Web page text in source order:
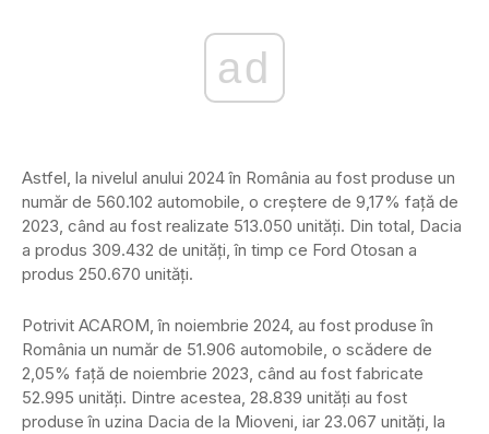
ad
Astfel, la nivelul anului 2024 în România au fost produse un
număr de 560.102 automobile, o creștere de 9,17% față de
2023, când au fost realizate 513.050 unități. Din total, Dacia
a produs 309.432 de unități, în timp ce Ford Otosan a
produs 250.670 unități.
Potrivit ACAROM, în noiembrie 2024, au fost produse în
România un număr de 51.906 automobile, o scădere de
2,05% față de noiembrie 2023, când au fost fabricate
52.995 unități. Dintre acestea, 28.839 unități au fost
produse în uzina Dacia de la Mioveni, iar 23.067 unități, la